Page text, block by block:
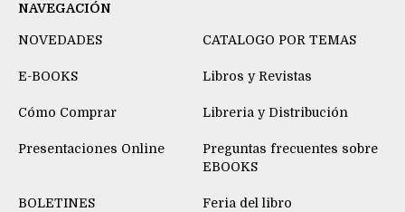
NAVEGACIÓN
NOVEDADES CATALOGO POR TEMAS
E-BOOKS Libros y Revistas
Cómo Comprar Libreria y Distribución
Presentaciones Online
Preguntas frecuentes sobre
EBOOKS
BOLETINES Feria del libro